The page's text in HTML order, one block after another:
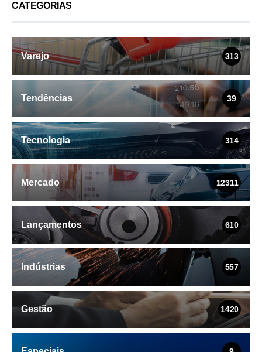
CATEGORIAS
Varejo 313
Tendências 39
Tecnologia 314
Mercado 12311
Lançamentos 610
Indústrias 557
Gestão 1420